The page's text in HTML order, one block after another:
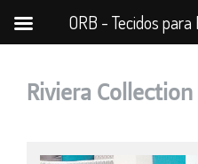
Riviera Collection
ORB - Tecidos